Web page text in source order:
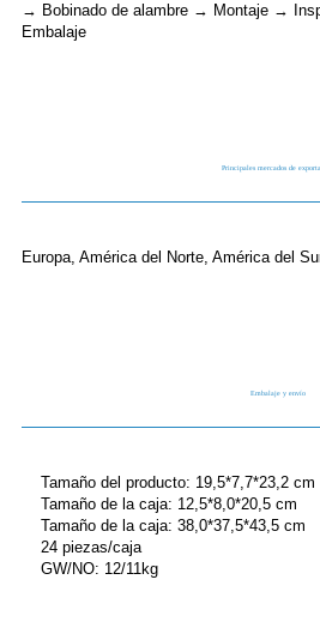
→ Bobinado de alambre → Montaje →
Embalaje
Principales mercados de
Europa, América del Norte, América del
Embalaje y envío
Tamaño del producto: 19,5*7,7*23,2 cm
Tamaño de la caja: 12,5*8,0*20,5 cm
Tamaño de la caja: 38,0*37,5*43,5 cm
24 piezas/caja
GW/NO: 12/11kg